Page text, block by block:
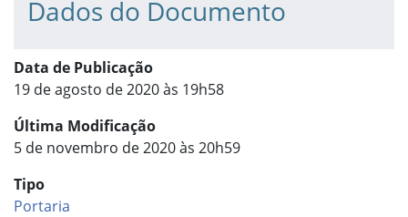
Dados do Documento
Data de Publicação
19 de agosto de 2020 às 19h58
Última Modificação
5 de novembro de 2020 às 20h59
Tipo
Portaria